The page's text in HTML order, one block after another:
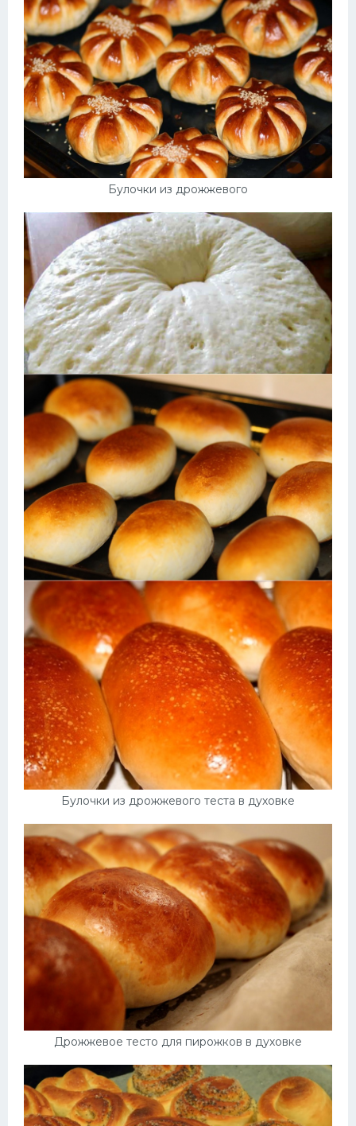
Булочки из дрожжевого
Булочки из дрожжевого теста в духовке
Дрожжевое тесто для пирожков в духовке